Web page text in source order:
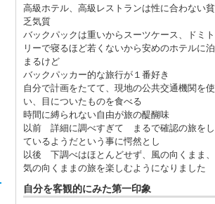
高級ホテル、高級レストランは性に合わない貧
乏気質
バックパックは重いからスーツケース、ドミト
リーで寝るほど若くないから安めのホテルに泊
まるけど
バックパッカー的な旅行が１番好き
自分で計画をたてて、現地の公共交通機関を使
い、目についたものを食べる
時間に縛られない自由が旅の醍醐味
以前 詳細に調べすぎて まるで確認の旅をし
ているようだという事に愕然とし
以後 下調べはほとんどせず、風の向くまま、
気の向くままの旅を楽しむようになりました
自分を客観的にみた第一印象